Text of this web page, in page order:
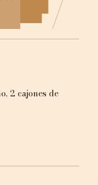
2 cajones de